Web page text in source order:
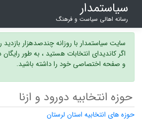
سیاستمدار
رسانه اهالی سیاست و فرهنگ
سایت سیاستمدار با روزانه چندصدهزار
اگر کاندیدای انتخابات هستید ، به طور
و صفحه اختصاصی خود را داشته باشید.
حوزه انتخابیه دورود و ازنا
حوزه های انتخابیه استان لرستان